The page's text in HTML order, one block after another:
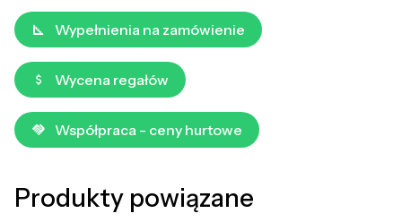
Wypełnienia na zamówienie
Wycena regałów
Współpraca - ceny hurtowe
Produkty powiązane